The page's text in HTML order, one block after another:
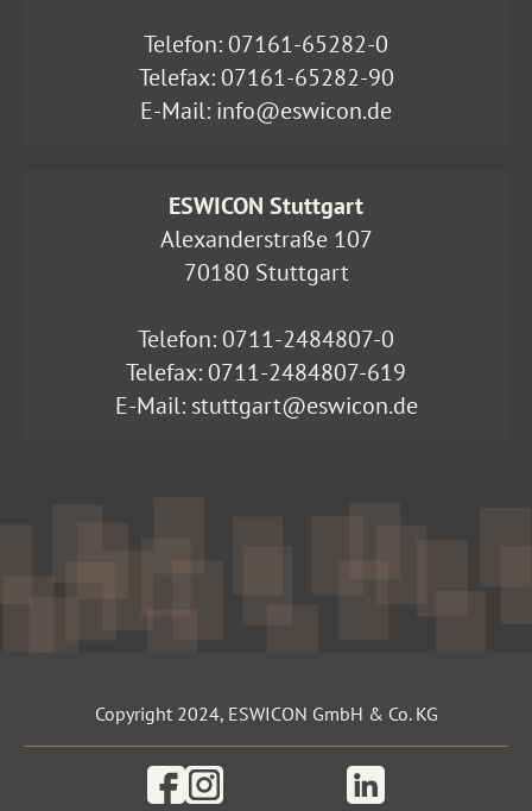
Telefon: 07161-65282-0
Telefax: 07161-65282-90
E-Mail: info@eswicon.de
ESWICON Stuttgart
Alexanderstraße 107
70180 Stuttgart
Telefon: 0711-2484807-0
Telefax: 0711-2484807-619
E-Mail: stuttgart@eswicon.de
Copyright 2024, ESWICON GmbH & Co. KG
FacebookInstagram Linkedin